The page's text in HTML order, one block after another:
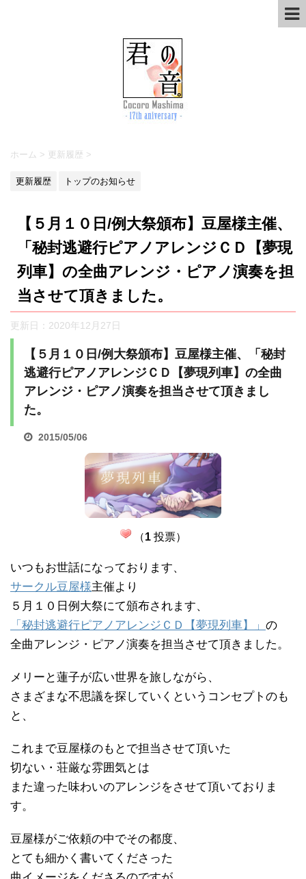
ホーム > 更新履歴 >
更新履歴 トップのお知らせ
【５月１０日/例大祭頒布】豆屋様主催、
「秘封逃避行ピアノアレンジＣＤ【夢現
列車】の全曲アレンジ・ピアノ演奏を担
当させて頂きました。
更新日： 2020年12月27日
【５月１０日/例大祭頒布】豆屋様主催、「秘封
逃避行ピアノアレンジＣＤ【夢現列車】の全曲
アレンジ・ピアノ演奏を担当させて頂きまし
た。
2015/05/06
（1投票）
いつもお世話になっております、
サークル豆屋様主催より
５月１０日例大祭にて頒布されます、
「秘封逃避行ピアノアレンジＣＤ【夢現列車】」 の
全曲アレンジ・ピアノ演奏を担当させて頂きました。
メリーと蓮子が広い世界を旅しながら、
さまざまな不思議を探していくというコンセプトのも
と、
これまで豆屋様のもとで担当させて頂いた
切ない・荘厳な雰囲気とは
また違った味わいのアレンジをさせて頂いておりま
す。
豆屋様がご依頼の中でその都度、
とても細かく書いてくださった